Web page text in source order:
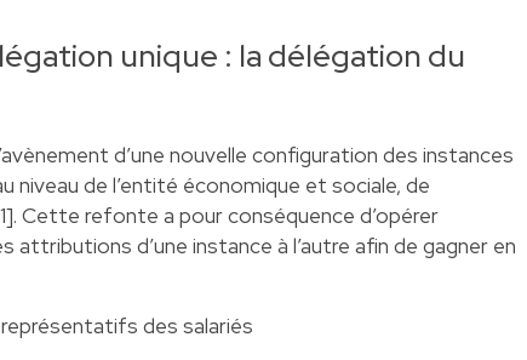
unique : la délégation du
d’une nouvelle configuration des instances
niveau de l’entité économique et sociale, de
Cette refonte a pour conséquence d’opérer
d’une instance à l’autre afin de gagner en
des salariés